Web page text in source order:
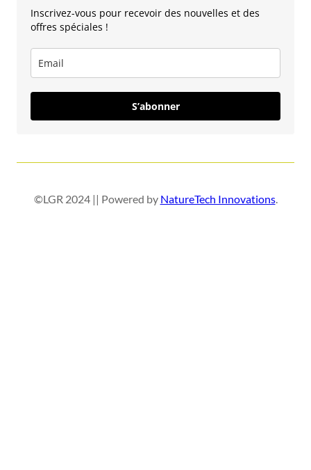
Inscrivez-vous pour recevoir des nouvelles et des
offres spéciales !
S’abonner
©LGR 2024 || Powered by NatureTech Innovations.